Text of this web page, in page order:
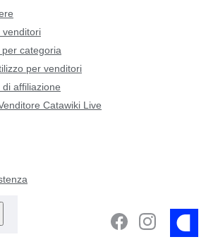
venditori
categoria
per venditori
affiliazione
Catawiki Live